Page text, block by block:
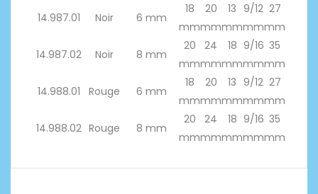
14.987.01 Noir 6 mm
18
mm
20
mm
13
mm
9/12
mm
27
mm
14.987.02
Noir 8 mm
20
mm
24
mm
18
mm
9/16
mm
35
mm
14.988.01
Rouge 6 mm
18
mm
20
mm
13
mm
9/12
mm
27
mm
14.988.02 Rouge 8 mm
20
mm
24
mm
18
mm
9/16
mm
35
mm